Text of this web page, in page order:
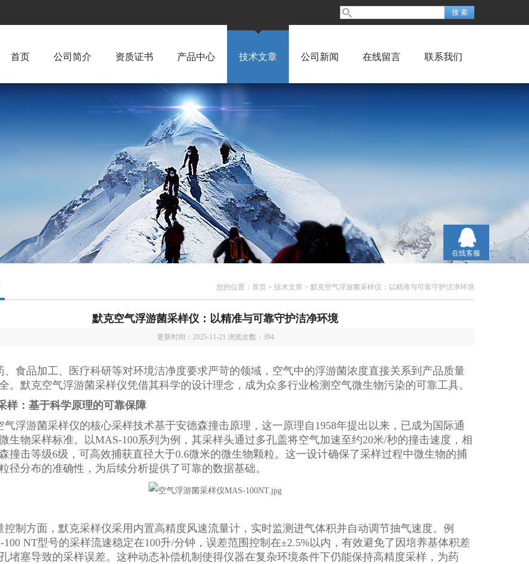
首页 公司简介 资质证书 产品中心 技术文章 公司新闻 在线留言 联系我们
您的位置： 首页 > 技术文章 > 默克空气浮游菌采样仪：以精准与可靠守护洁净环境
默克空气浮游菌采样仪：以精准与可靠守护洁净环境
更新时间：2025-11-21 浏览次数： 394
、食品加工、医疗科研等对环境洁净度要求严苛的领域，空气中的浮游菌浓度直接关系到产品质量
。默克空气浮游菌采样仪凭借其科学的设计理念，成为众多行业检测空气微生物污染的可靠工具。
样：基于科学原理的可靠保障
气浮游菌采样仪的核心采样技术基于安德森撞击原理，这一原理自1958年提出以来，已成为国际通
生物采样标准。以MAS-100系列为例，其采样头通过多孔盖将空气加速至约20米/秒的撞击速度，相
撞击等级6级，可高效捕获直径大于0.6微米的微生物颗粒。这一设计确保了采样过程中微生物的捕
径分布的准确性，为后续分析提供了可靠的数据基础。
控制方面，默克采样仪采用内置高精度风速流量计，实时监测进气体积并自动调节抽气速度。例
100 NT型号的采样流速稳定在100升/分钟，误差范围控制在±2.5%以内，有效避免了因培养基体积差
堵塞导致的采样误差。这种动态补偿机制使得仪器在复杂环境条件下仍能保持高精度采样，为药
在线客服